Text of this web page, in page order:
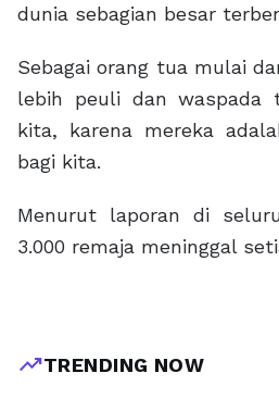
dunia sebagian besar
Sebagai orang tua mulai
lebih peuli dan waspada
kita, karena mereka
bagi kita.
Menurut laporan di
3.000 remaja meninggal
trending_upTRENDING NOW